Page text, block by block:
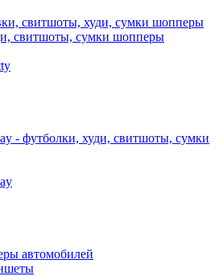
свитшоты, худи, сумки шопперы
свитшоты, сумки шопперы
- футболки, худи, свитшоты, сумки
автомобилей